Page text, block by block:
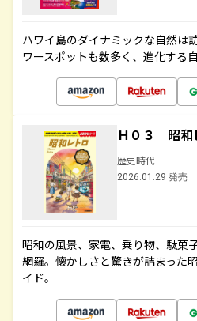
ハワイ島のダイナミックな自然は
ワースポットも数多く、進化する
Ｈ０３ 昭和
歴史時代
2026.01.29 発売
昭和の風景、家電、乗り物、駄菓
網羅。懐かしさと驚きが詰まった
イド。